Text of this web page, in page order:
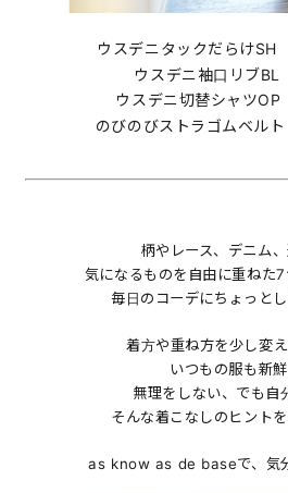
ウスデニタックだらけ
ウスデニ袖口リブ
ウスデニ切替シャツ
のびのびストラゴムベ
柄やレース、デニム、
気になるものを自由に重ねた7
毎日のコーデにちょっとし
着方や重ね方を少し変え
いつもの服も新鮮
無理をしない、でも自
そんな着こなしのヒントを
as know as de baseで、気